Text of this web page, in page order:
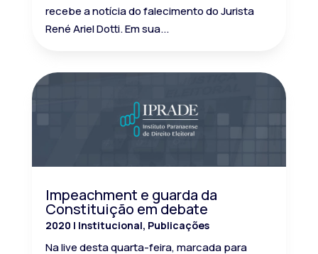
recebe a notícia do falecimento do Jurista
René Ariel Dotti. Em sua...
Impeachment e guarda da
Constituição em debate
2020 | Institucional, Publicações
Na live desta quarta-feira, marcada para